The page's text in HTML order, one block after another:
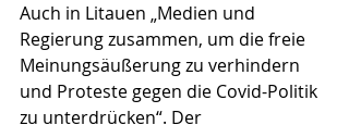
Auch in Litauen „Medien und
Regierung zusammen, um die freie
Meinungsäußerung zu verhindern
und Proteste gegen die Covid-Politik
zu unterdrücken“. Der